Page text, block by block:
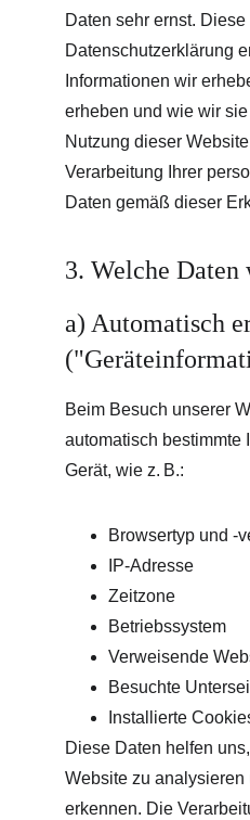
Daten sehr ernst. Diese
Datenschutzerklärung
Informationen wir
erheben und wie wir
Nutzung dieser
Verarbeitung Ihrer
Daten gemäß dieser
3. Welche Daten
a) Automatisch
Beim Besuch unserer
automatisch bestimmte
Gerät, wie z. B.:
Browsertyp und -
IP-Adresse
Zeitzone
Betriebssystem
Verweisende
Besuchte
Installierte
Diese Daten helfen
Website zu analysieren
erkennen. Die